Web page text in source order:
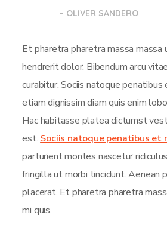
– OLIVER SANDERO
Et pharetra pharetra massa massa
hendrerit dolor. Bibendum arcu
curabitur. Sociis natoque penatibus
etiam dignissim diam quis enim
Hac habitasse platea dictumst
est. Sociis natoque penatibus et
parturient montes nascetur
fringilla ut morbi tincidunt. Aenean
placerat. Et pharetra pharetra
mi quis.